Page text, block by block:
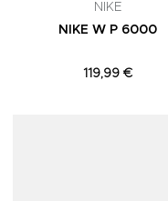
NIKE
NIKE W P 6000
119,99 €